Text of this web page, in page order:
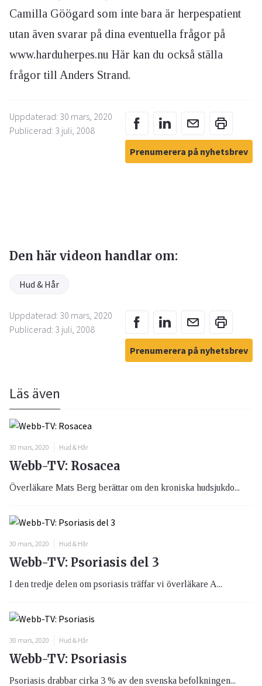
Camilla Göögard som inte bara är herpespatient
utan även svarar på dina eventuella frågor på
www.harduherpes.nu Här kan du också ställa
frågor till Anders Strand.
Uppdaterad: 30 mars, 2020
Publicerad: 3 juli, 2008
Prenumerera på nyhetsbrev
Den här videon handlar om:
Hud & Hår
Uppdaterad: 30 mars, 2020
Publicerad: 3 juli, 2008
Prenumerera på nyhetsbrev
Läs även
30 mars, 2020 Hud & Hår
Webb-TV: Rosacea
Överläkare Mats Berg berättar om den kroniska hudsjukdo...
30 mars, 2020 Hud & Hår
Webb-TV: Psoriasis del 3
I den tredje delen om psoriasis träffar vi överläkare A...
30 mars, 2020 Hud & Hår
Webb-TV: Psoriasis
Psoriasis drabbar cirka 3 % av den svenska befolkningen...